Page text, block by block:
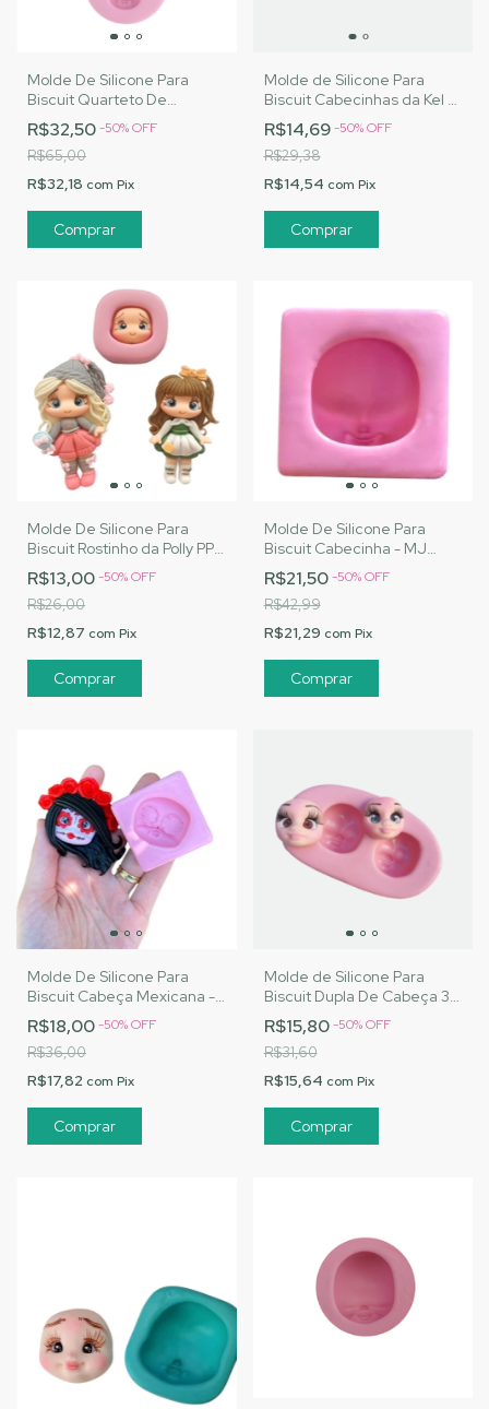
Molde De Silicone Para
Biscuit Quarteto De
Cabeças Modeladas da
Carol - MJ
Artesanatos|Cód. 2311
R$32,50-50%OFF
R$65,00
R$32,18 com Pix
Molde de Silicone Para
Biscuit Cabecinhas da Kel -
MJ Artesanatos|Cód. 2196
R$14,69-50%OFF
R$29,38
R$14,54 com Pix
Molde De Silicone Para
Biscuit Rostinho da Polly PP -
MJ Artesanatos |Cód. 3095
R$13,00-50%OFF
R$26,00
R$12,87 com Pix
Molde De Silicone Para
Biscuit Cabecinha - MJ
Artesanatos |Cód.3061
R$21,50-50%OFF
R$42,99
R$21,29 com Pix
Molde De Silicone Para
Biscuit Cabeça Mexicana -
MJ Artesanatos |Cód. 1567
R$18,00-50%OFF
R$36,00
R$17,82 com Pix
Molde de Silicone Para
Biscuit Dupla De Cabeça 3 -
MJ Artesanatos |Cód. 1505
R$15,80-50%OFF
R$31,60
R$15,64 com Pix